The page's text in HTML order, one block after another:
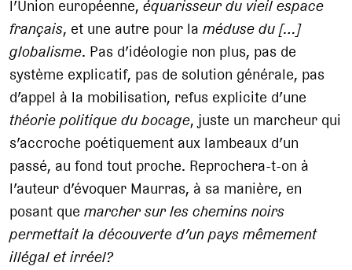
l’Union européenne,équarisseur du vieil espace
français, et une autre pour laméduse du […]
globalisme. Pas d’idéologie non plus, pas de
système explicatif, pas de solution générale, pas
d’appel à la mobilisation, refus explicite d’une
théorie politique du bocage, juste un marcheur qui
s’accroche poétiquement aux lambeaux d’un
passé, au fond tout proche. Reprochera-t-on à
l’auteur d’évoquer Maurras, à sa manière, en
posant quemarcher sur les chemins noirs
permettait la découverte d’un pays mêmement
illégal et irréel?